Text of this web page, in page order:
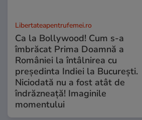
Libertateapentrufemei.ro
Ca la Bollywood! Cum s-a
îmbrăcat Prima Doamnă a
României la întâlnirea cu
președinta Indiei la București.
Niciodată nu a fost atât de
îndrăzneață! Imaginile
momentului